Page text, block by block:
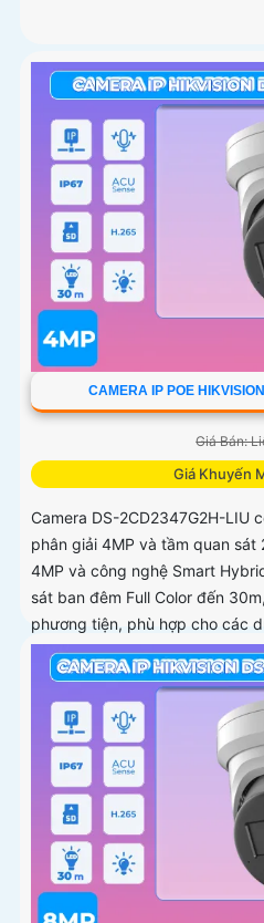
CAMERA IP POE
Giá Bán:
Giá Khuyến
Camera DS-2CD2347G2H-LIU
phân giải 4MP và tầm quan sát
4MP và công nghệ Smart
sát ban đêm Full Color đến
phương tiện, phù hợp cho các